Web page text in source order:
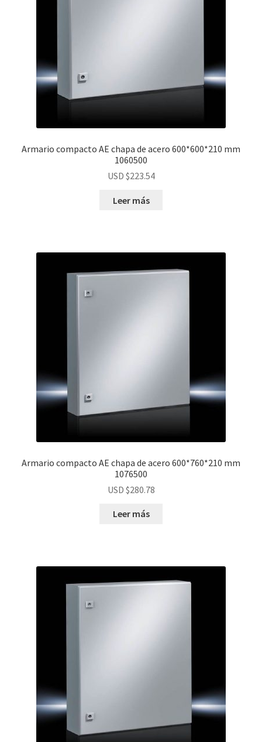
Armario compacto AE chapa de acero 600*600*210 mm
1060500
USD $223.54
Leer más
Armario compacto AE chapa de acero 600*760*210 mm
1076500
USD $280.78
Leer más